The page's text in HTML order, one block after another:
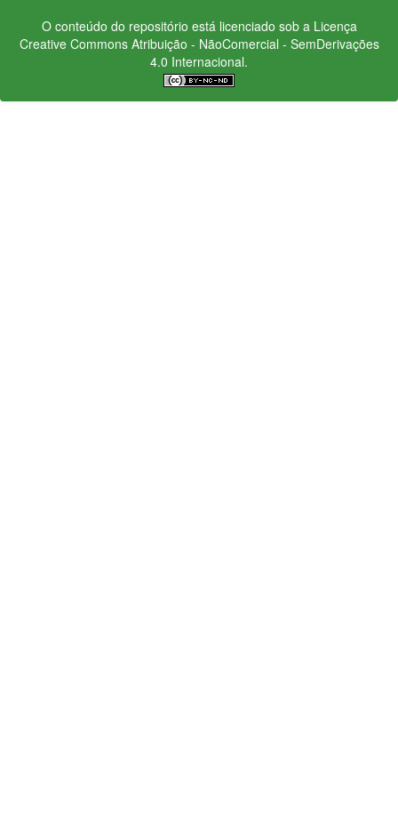
O conteúdo do repositório está licenciado sob a Licença
Creative CommonsAtribuição - NãoComercial - SemDerivações
4.0 Internacional.